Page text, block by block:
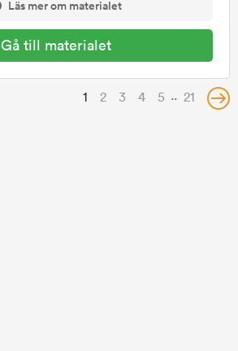
Läs mer om materialet
Gå till materialet
1 2 3 4 5 .. 21